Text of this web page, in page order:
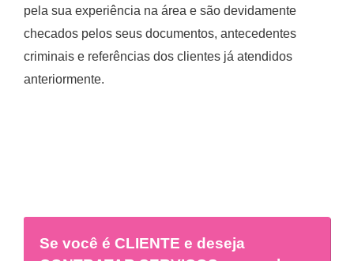
pela sua experiência na área e são devidamente
checados pelos seus documentos, antecedentes
criminais e referências dos clientes já atendidos
anteriormente.
Se você é CLIENTE e deseja